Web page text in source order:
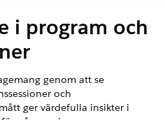
i program och
genom att se
och
ger värdefulla insikter i